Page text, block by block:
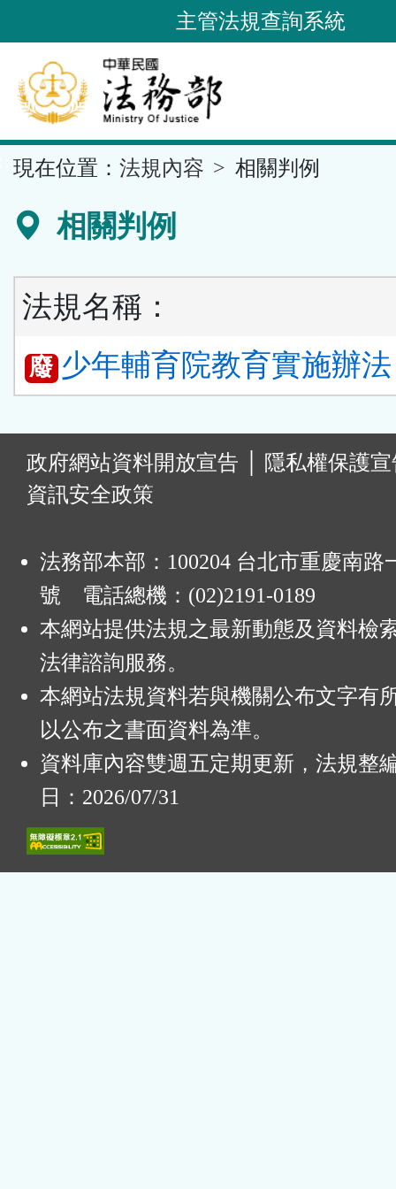
到
要
內
容
區
主管法規查詢系統
現在位置： 法規內容 相關判例
相關判例
法規名稱：
廢 少年輔育院教育實施辦
政府網站資料開放宣告
隱私權保護
資訊安全政策
法務部本部：100204 台北市重慶南路
號 電話總機：(02)2191-0189
本網站提供法規之最新動態及資料檢
法律諮詢服務。
本網站法規資料若與機關公布文字有
以公布之書面資料為準。
資料庫內容雙週五定期更新，法規整
日：2026/07/31